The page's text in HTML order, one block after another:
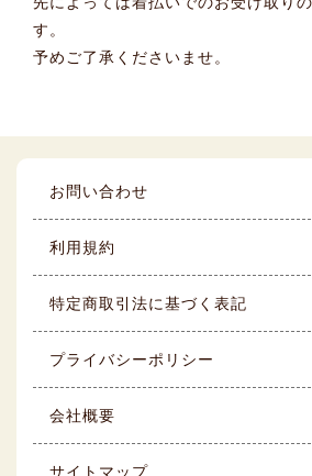
す。
予めご了承くださいませ。
お問い合わせ
利用規約
特定商取引法に基づく表記
プライバシーポリシー
会社概要
サイトマップ